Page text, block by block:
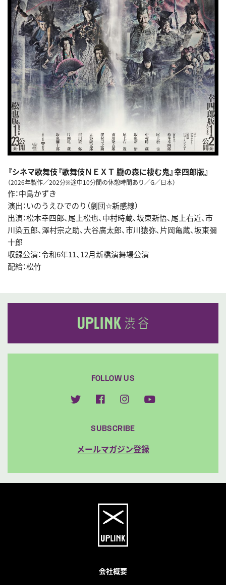
『シネマ歌舞伎『歌舞伎ＮＥＸＴ 朧の森に棲む鬼』幸四郎版』
（2026年製作／202分※途中10分間の休憩時間あり／G／日本）
作：中島かずき
演出：いのうえひでのり（劇団☆新感線）
出演：松本幸四郎、尾上松也、中村時蔵、坂東新悟、尾上右近、市
川染五郎、澤村宗之助、大谷廣太郎、市川猿弥、片岡亀蔵、坂東彌
十郎
収録公演：令和6年11、12月新橋演舞場公演
配給：松竹
FOLLOW US
SUBSCRIBE
メールマガジン登録
会社概要